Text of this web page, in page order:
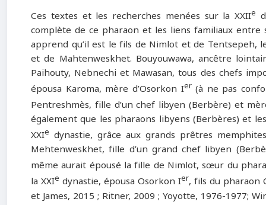
Ces textes et les recherches menées sur la XXIIe
complète de ce pharaon et les liens familiaux
apprend qu’il est le fils de Nimlot et de
et de Mahtenweskhet. Bouyouwawa, ancêtre
Paihouty, Nebnechi et Mawasan, tous des chefs
épousa Karoma, mère d’Osorkon Ier(à ne pas
Pentreshmès, fille d’un chef libyen (Berbère) et
également que les pharaons libyens (Berbères) et
XXIe dynastie, grâce aux grands prêtres
Mehtenweskhet, fille d’un grand chef libyen
même aurait épousé la fille de Nimlot, sœur du
la XXIe dynastie, épousa Osorkon Ier, fils du pharaon
et James, 2015 ; Ritner, 2009 ; Yoyotte, 1976-1977;